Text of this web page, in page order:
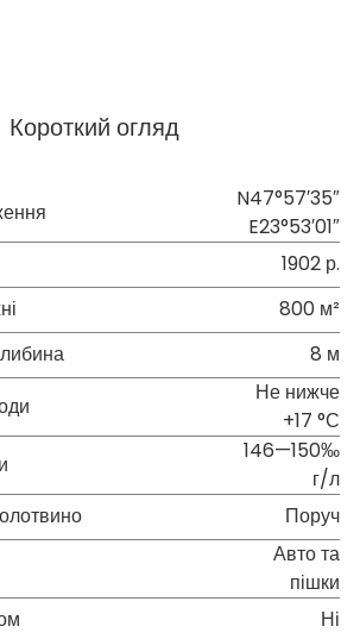
Короткий огляд
N47°57′35″
E23°53′01″
1902 р.
800 м²
8 м
Не нижче
+17 °С
146—150‰
г/л
Поруч
Авто та
пішки
Ні